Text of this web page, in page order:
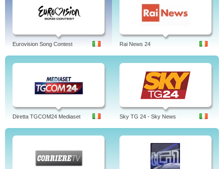
Eurovision Song Contest Rai News 24
Diretta TGCOM24 Mediaset Sky TG 24 - Sky News